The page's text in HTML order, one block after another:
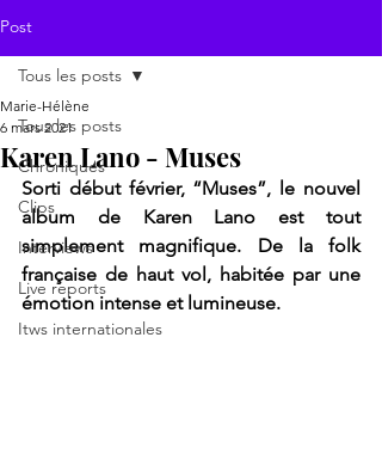
Post
Tous les posts
Chroniques
Clips
Interviews
Live reports
Itws internationales
Tous les posts
Karen Lano - Muses
Marie-Hélène
6 mars 2021
Sorti début février, “Muses”, le nouvel
album de Karen Lano est tout
simplement magnifique. De la folk
française de haut vol, habitée par une
émotion intense et lumineuse.